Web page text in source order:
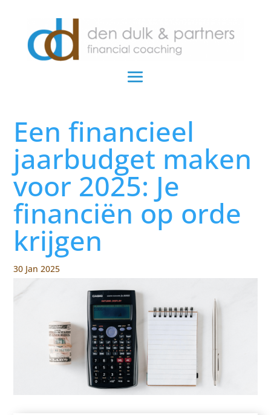
Een financieel
jaarbudget maken
voor 2025: Je
financiën op orde
krijgen
30 Jan 2025